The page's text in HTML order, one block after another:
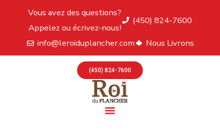
Vous avez des questions?
Appelez ou écrivez-nous!
(450) 824-7600
info@leroiduplancher.com Nous Livrons
(450) 824-7600